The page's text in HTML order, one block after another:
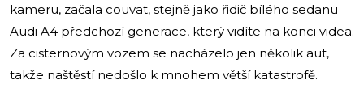
kameru, začala couvat, stejně jako řidič bílého sedanu
Audi A4 předchozí generace, který vidíte na konci videa.
Za cisternovým vozem se nacházelo jen několik aut,
takže naštěstí nedošlo k mnohem větší katastrofě.